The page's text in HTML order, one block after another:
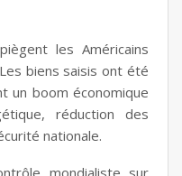
les Américains
biens saisis ont été
un boom économique
réduction des
nationale.
mondialiste sur